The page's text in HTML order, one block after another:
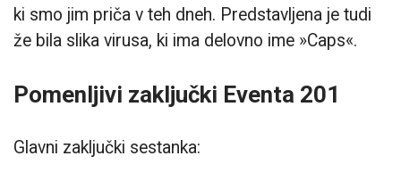
ki smo jim priča v teh dneh. Predstavljena je tudi
že bila slika virusa, ki ima delovno ime »Caps«.
Pomenljivi zaključki Eventa 201
Glavni zaključki sestanka: